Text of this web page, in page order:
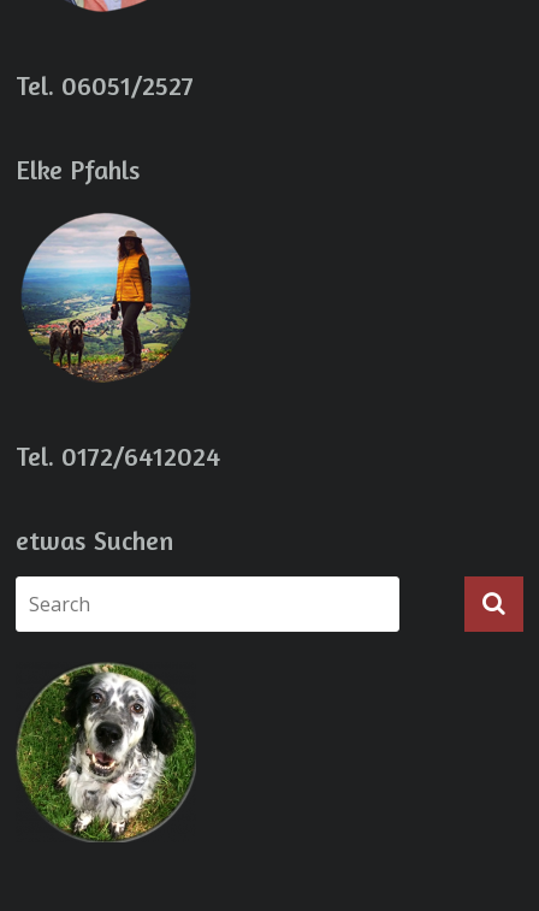
Tel. 06051/2527
Elke Pfahls
Tel. 0172/6412024
etwas Suchen